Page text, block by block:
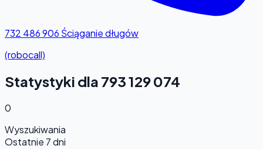
732 486 906 Ściąganie długów
(robocall)
Statystyki dla 793 129 074
0
Wyszukiwania
Ostatnie 7 dni